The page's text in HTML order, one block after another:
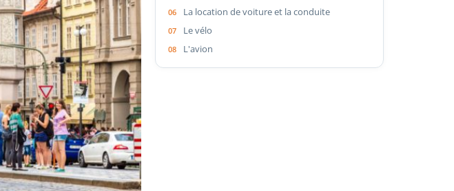
La location de voiture et la conduite
Le vélo
L'avion